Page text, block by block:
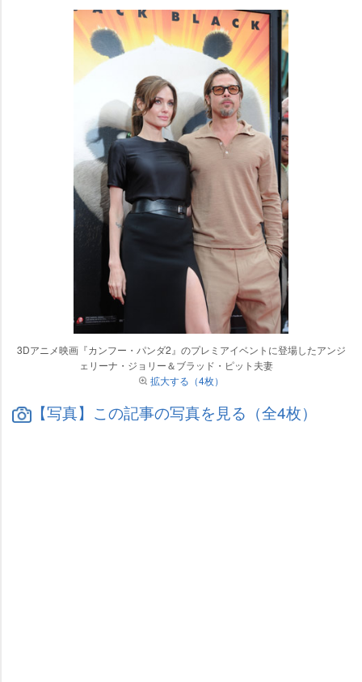
3Dアニメ映画『カンフー・パンダ2』のプレミアイベントに登場したアンジ
ェリーナ・ジョリー＆ブラッド・ピット夫妻
拡大する（4枚）
【写真】この記事の写真を見る（全4枚）